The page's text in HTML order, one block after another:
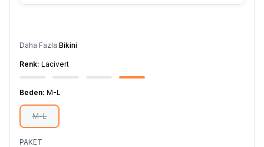
Daha Fazla Bikini
Renk: Lacivert
Beden: M-L
M-L
PAKET